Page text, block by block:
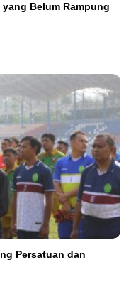
Belum Rampung
Persatuan dan